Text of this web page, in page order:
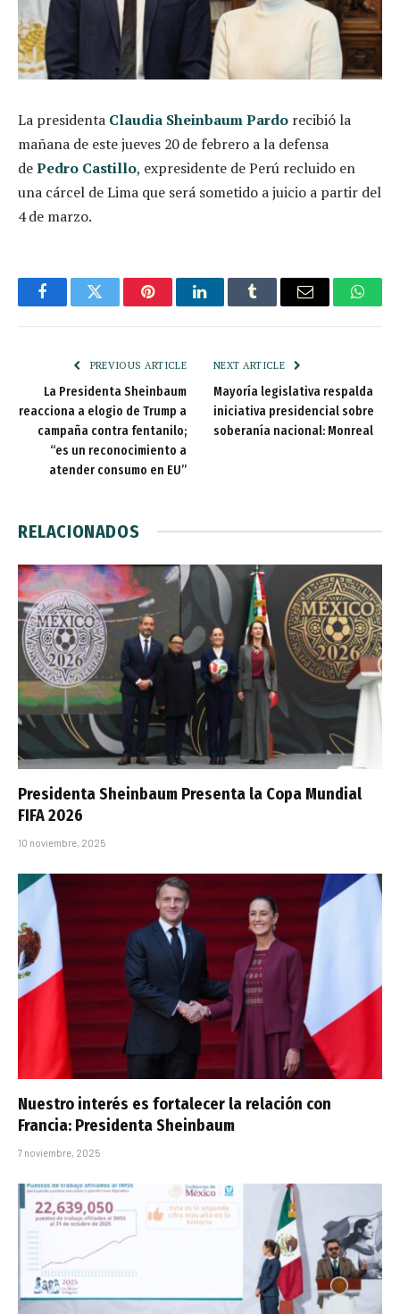
La presidenta Claudia Sheinbaum Pardo recibió la
mañana de este jueves 20 de febrero a la defensa
dePedro Castillo, expresidente de Perú recluido en
una cárcel de Lima que será sometido a juicio a partir del
4 de marzo.
FacebookTwitter PinterestLinkedInTumblr Email
PREVIOUS ARTICLE
La Presidenta Sheinbaum
reacciona a elogio de Trump a
campaña contra fentanilo;
“es un reconocimiento a
atender consumo en EU”
NEXT ARTICLE
Mayoría legislativa respalda
iniciativa presidencial sobre
soberanía nacional: Monreal
RELACIONADOS
Presidenta Sheinbaum Presenta la Copa Mundial
FIFA 2026
10 noviembre, 2025
Nuestro interés es fortalecer la relación con
Francia: Presidenta Sheinbaum
7 noviembre, 2025